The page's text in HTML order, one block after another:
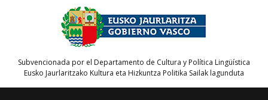
Subvencionada por el Departamento de Cultura y Política Lingüística
Eusko Jaurlaritzako Kultura eta Hizkuntza Politika Sailak lagunduta